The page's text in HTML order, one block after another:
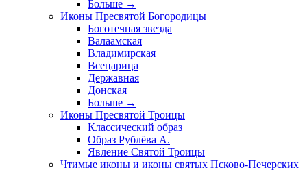
Больше →
Иконы Пресвятой Богородицы
Боготечная звезда
Валаамская
Владимирская
Всецарица
Державная
Донская
Больше →
Иконы Пресвятой Троицы
Классический образ
Образ Рублёва А.
Явление Святой Троицы
Чтимые иконы и иконы святых Псково-Печерских